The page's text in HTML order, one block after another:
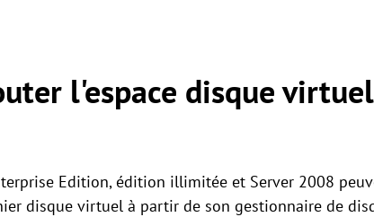
l'espace disque
Edition, édition illimitée et Server 2008
disque virtuel à partir de son gestionnaire de